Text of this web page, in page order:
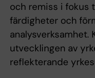
och remiss i fokus
färdigheter och
analysverksamhet.
utvecklingen av
reflekterande